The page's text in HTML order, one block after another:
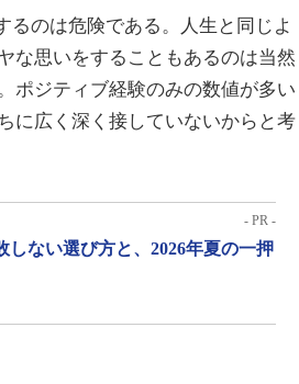
のは危険である。人生と同じよ
な思いをすることもあるのは当然
ポジティブ経験のみの数値が多い
に広く深く接していないからと考
- PR -
ない選び方と、2026年夏の一押